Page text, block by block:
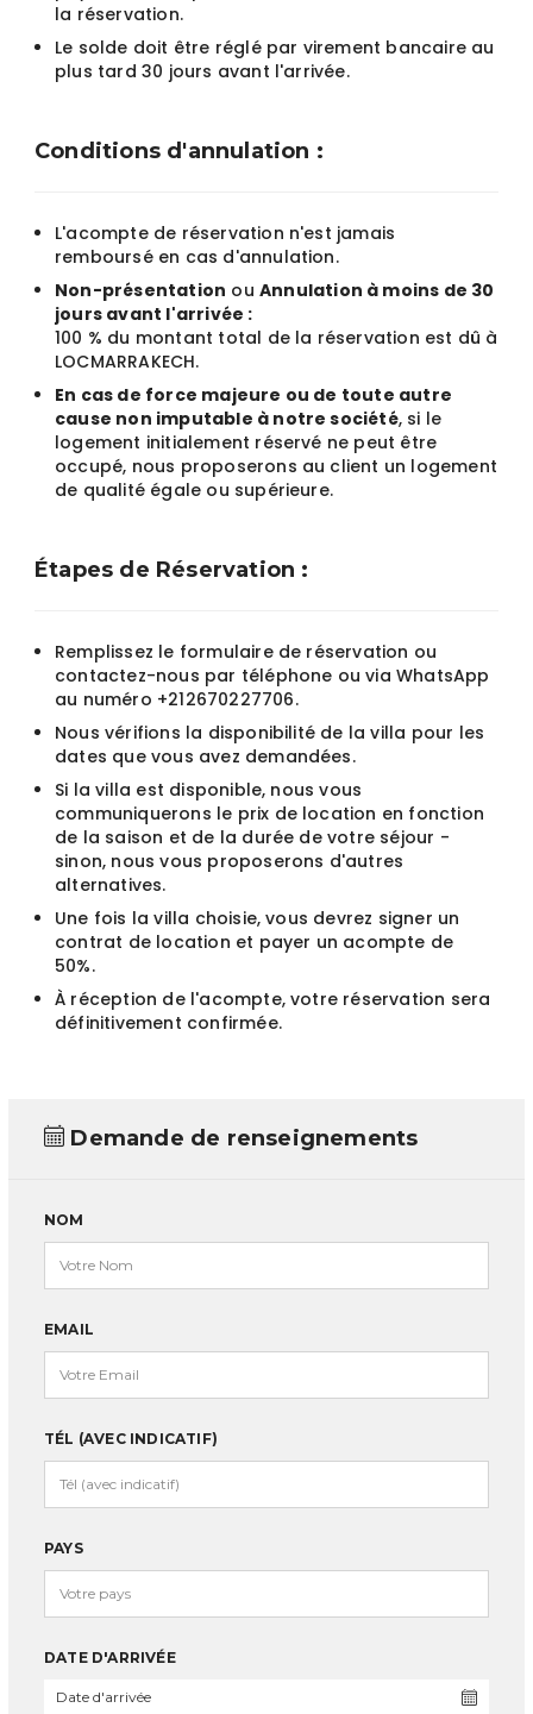
la réservation.
Le solde doit être réglé par virement bancaire au
plus tard 30 jours avant l'arrivée.
Conditions d'annulation :
L'acompte de réservation n'est jamais
remboursé en cas d'annulation.
Non-présentation ou Annulation à moins de 30
jours avant l'arrivée :
100 % du montant total de la réservation est dû à
LOCMARRAKECH.
En cas de force majeure ou de toute autre
cause non imputable à notre société, si le
logement initialement réservé ne peut être
occupé, nous proposerons au client un logement
de qualité égale ou supérieure.
Étapes de Réservation :
Remplissez le formulaire de réservation ou
contactez-nous par téléphone ou via WhatsApp
au numéro +212670227706.
Nous vérifions la disponibilité de la villa pour les
dates que vous avez demandées.
Si la villa est disponible, nous vous
communiquerons le prix de location en fonction
de la saison et de la durée de votre séjour -
sinon, nous vous proposerons d'autres
alternatives.
Une fois la villa choisie, vous devrez signer un
contrat de location et payer un acompte de
50%.
À réception de l'acompte, votre réservation sera
définitivement confirmée.
Demande de renseignements
NOM
EMAIL
TÉL (AVEC INDICATIF)
PAYS
DATE D'ARRIVÉE